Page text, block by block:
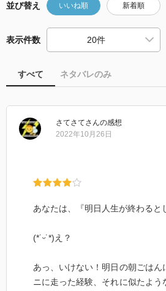
並び替え いいね順 新着順
表示件数
すべて ネタバレのみ
さてさてさんの感想
2022年10月26日
あなたは、『明日人生が終わると
(*˙ᵕ˙*)え？
あっ、いけない！明日の朝ごは
ニに走った経験、それに似たよ